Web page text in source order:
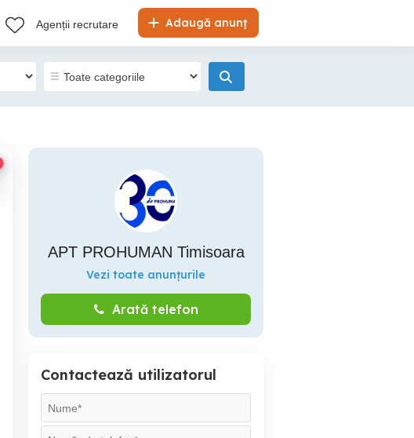
Adaugă anunț
Agenții recrutare
APT PROHUMAN Timisoara
Vezi toate anunțurile
Arată telefon
Contactează utilizatorul